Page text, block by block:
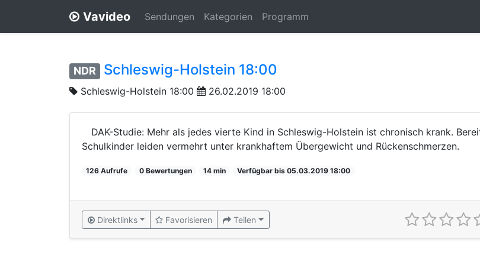
Vavideo Sendungen Kategorien Programm
NDR Schleswig-Holstein 18:00
Schleswig-Holstein 18:00 26.02.2019 18:00
DAK-Studie: Mehr als jedes vierte Kind in Schleswig-Holstein ist chronisch krank.
Schulkinder leiden vermehrt unter krankhaftem Übergewicht und Rückenschmerzen.
126 Aufrufe 0 Bewertungen 14 min Verfügbar bis 05.03.2019 18:00
Direktlinks Favorisieren Teilen